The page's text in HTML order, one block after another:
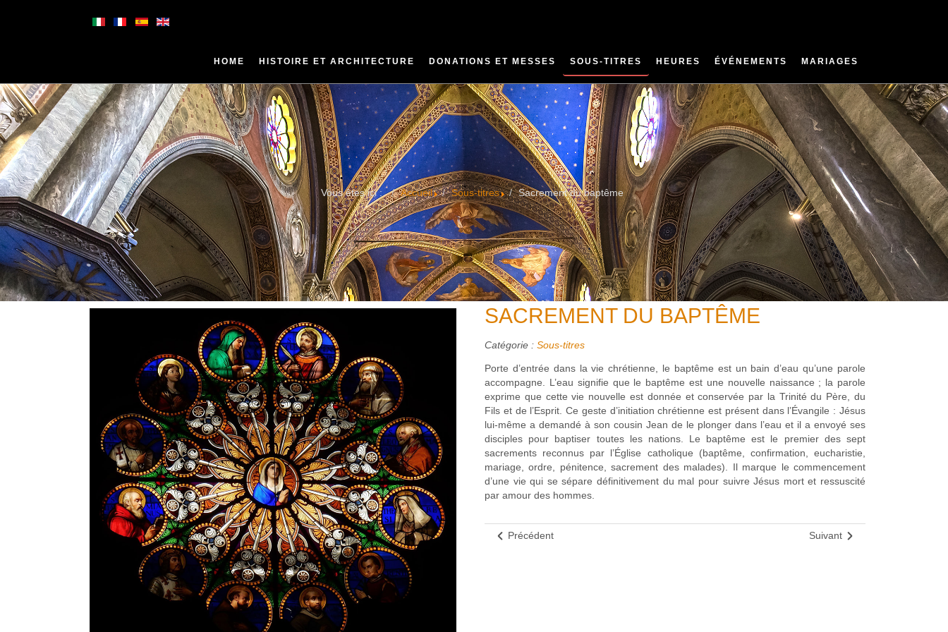
HOME HISTOIRE ET ARCHITECTURE DONATIONS ET MESSES SOUS-TITRES HEURES ÉVÉNEMENTS MARIAGES
Vous êtes ici : Accueil Sous-titres Sacrement du baptême
SACREMENT DU BAPTÊME
Catégorie : Sous-titres
Porte d’entrée dans la vie chrétienne, le baptême est un bain d’eau qu’une parole
accompagne. L’eau signifie que le baptême est une nouvelle naissance ; la parole
exprime que cette vie nouvelle est donnée et conservée par la Trinité du Père, du
Fils et de l’Esprit. Ce geste d’initiation chrétienne est présent dans l’Évangile : Jésus
lui-même a demandé à son cousin Jean de le plonger dans l’eau et il a envoyé ses
disciples pour baptiser toutes les nations. Le baptême est le premier des sept
sacrements reconnus par l’Église catholique (baptême, confirmation, eucharistie,
mariage, ordre, pénitence, sacrement des malades). Il marque le commencement
d’une vie qui se sépare définitivement du mal pour suivre Jésus mort et ressuscité
par amour des hommes.
Précédent Suivant